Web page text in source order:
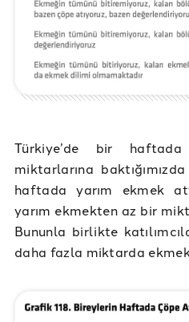
Türkiye’de bir
miktarlarına
haftada yarım ekmek
yarım ekmekten az bir
Bununla birlikte
daha fazla miktarda